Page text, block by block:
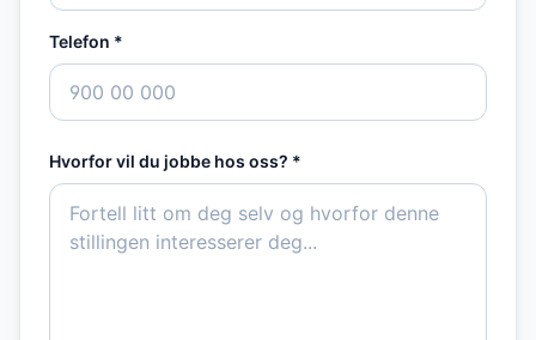
Telefon *
Hvorfor vil du jobbe hos oss? *